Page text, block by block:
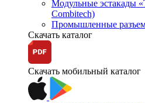
Модульные эстакады
Combitech)
Промышленные
Скачать каталог
Скачать мобильный каталог